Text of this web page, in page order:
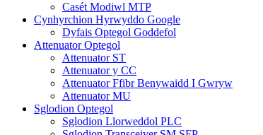
Casét Modiwl MTP
Cynhyrchion Hyrwyddo Google
Dyfais Optegol Goddefol
Attenuator Optegol
Attenuator ST
Attenuator y CC
Attenuator Ffibr Benywaidd I Gwryw
Attenuator MU
Sglodion Optegol
Sglodion Llorweddol PLC